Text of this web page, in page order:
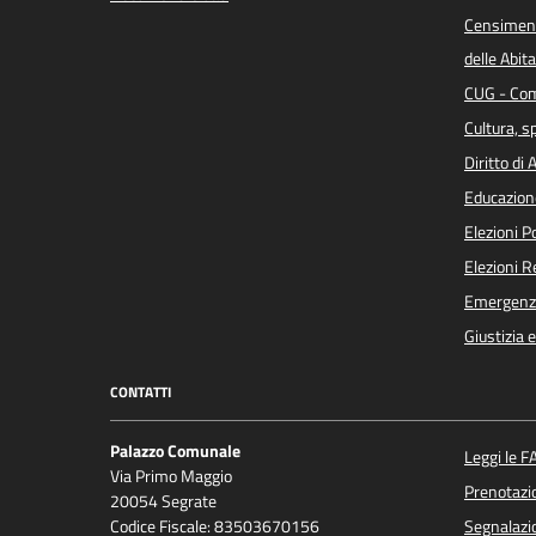
delle
CUG -
Cultura,
Diritto di
Elezioni
Elezioni
Giustizia
CONTATTI
Palazzo Comunale
Via Primo Maggio
20054 Segrate
Codice Fiscale: 83503670156
Leggi le